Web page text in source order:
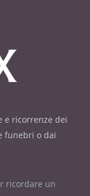
e ricorrenze dei
funebri o dai
ricordare un